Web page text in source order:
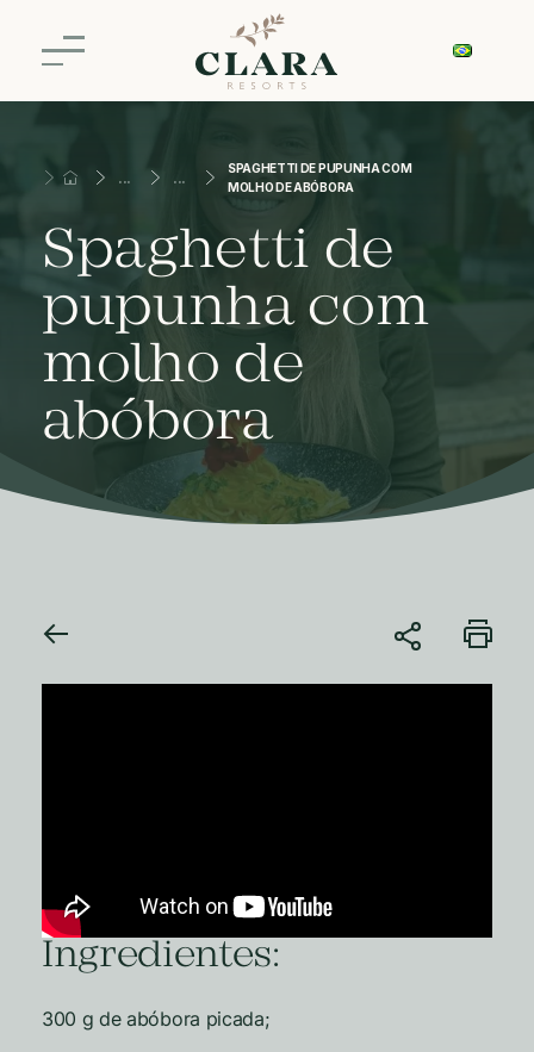
SPAGHETTI DE PUPUNHA COM
MOLHO DE ABÓBORA
Spaghetti de
pupunha com
molho de
abóbora
Ingredientes:
300 g de abóbora picada;